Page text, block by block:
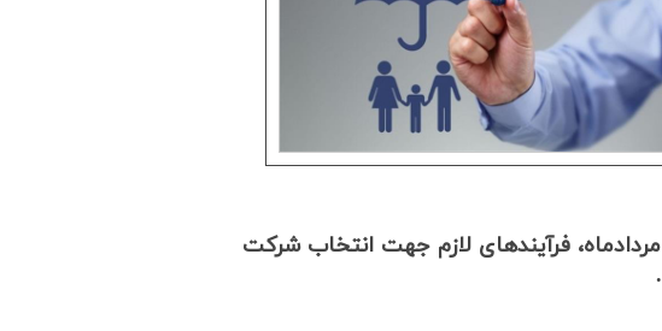
با توجه به اتمام قرارداد بیمه درمان تکمیلی نیروهای تحت پوشش در تاریخ 12مردادماه، فرآیندهای لازم جهت انتخاب شرکت